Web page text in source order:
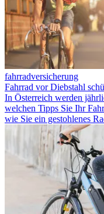
fahrradversicherung
Fahrrad vor Diebstahl
In Österreich werden
welchen Tipps Sie Ihr
wie Sie ein gestohlenes